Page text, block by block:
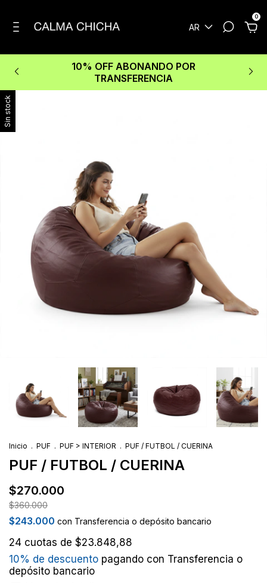
AR
0
10% OFF ABONANDO POR
TRANSFERENCIA
Sin stock
Inicio . PUF . PUF > INTERIOR . PUF / FUTBOL / CUERINA
PUF / FUTBOL / CUERINA
$270.000
$360.000
$243.000 con Transferencia o depósito bancario
24 cuotas de $23.848,88
10% de descuento pagando con Transferencia o
depósito bancario